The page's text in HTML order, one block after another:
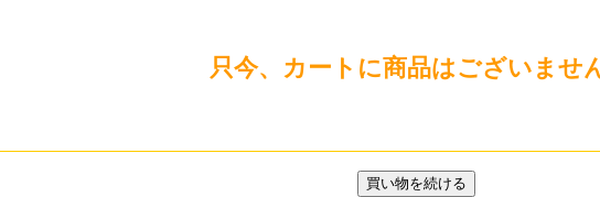
只今、カートに商品はございません